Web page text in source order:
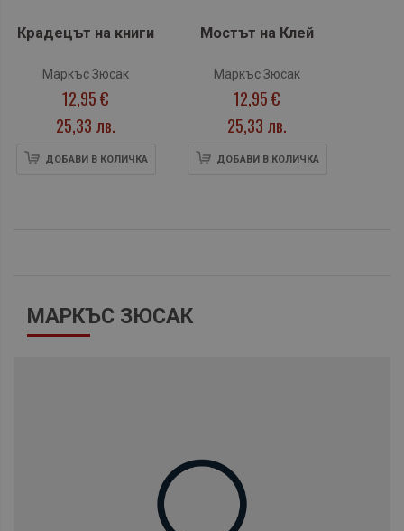
Крадецът на книги
Маркъс Зюсак
12,95 €
25,33 лв.
ДОБАВИ В КОЛИЧКА
Мостът на Клей
Маркъс Зюсак
12,95 €
25,33 лв.
ДОБАВИ В КОЛИЧКА
МАРКЪС ЗЮСАК